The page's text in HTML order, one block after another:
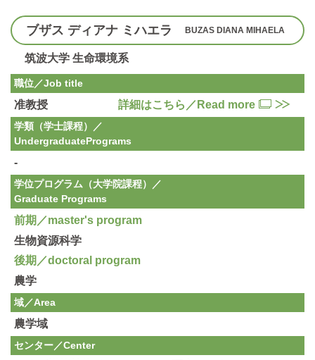
ブザス ディアナ ミハエラ BUZAS DIANA MIHAELA
筑波大学 生命環境系
職位／Job title
准教授 詳細はこちら／Read more
学類（学士課程）／
UndergraduatePrograms
-
学位プログラム（大学院課程）／
Graduate Programs
前期／master's program
生物資源科学
後期／doctoral program
農学
域／Area
農学域
センター／Center